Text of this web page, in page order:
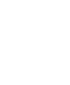
см, шорты -